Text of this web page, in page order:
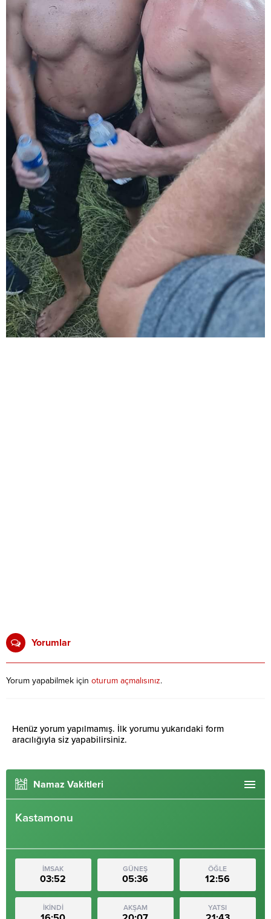
Yorumlar
Yorum yapabilmek için oturum açmalısınız.
Henüz yorum yapılmamış. İlk yorumu yukarıdaki form
aracılığıyla siz yapabilirsiniz.
Namaz Vakitleri
Kastamonu
İMSAK
03:52
GÜNEŞ
05:36
ÖĞLE
12:56
İKİNDİ AKŞAM YATSI